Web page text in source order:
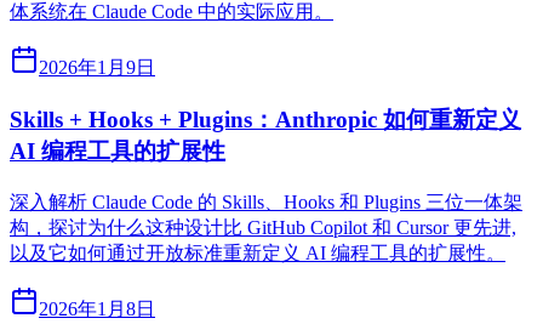
体系统在 Claude Code 中的实际应用。
2026年1月9日
Skills + Hooks + Plugins：Anthropic 如何重新定义
AI 编程工具的扩展性
深入解析 Claude Code 的 Skills、Hooks 和 Plugins 三位一体架
构，探讨为什么这种设计比 GitHub Copilot 和 Cursor 更先进,
以及它如何通过开放标准重新定义 AI 编程工具的扩展性。
2026年1月8日